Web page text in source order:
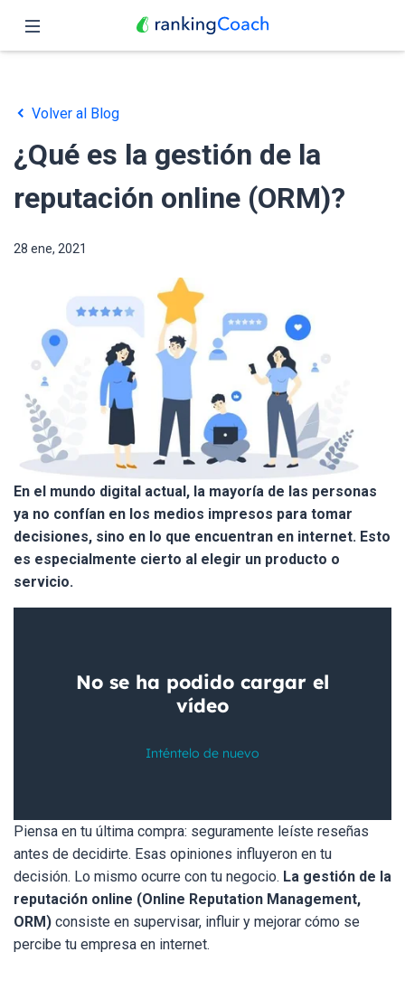
Funciones
Precio
Revendedores
Blog
Español
Volver al Blog
¿Qué es la gestión de la
reputación online (ORM)?
28 ene, 2021
En el mundo digital actual, la mayoría de las personas
ya no confían en los medios impresos para tomar
decisiones, sino en lo que encuentran en internet. Esto
es especialmente cierto al elegir un producto o
servicio.
Piensa en tu última compra: seguramente leíste reseñas
antes de decidirte. Esas opiniones influyeron en tu
decisión. Lo mismo ocurre con tu negocio. La gestión de la
reputación online (Online Reputation Management,
ORM) consiste en supervisar, influir y mejorar cómo se
percibe tu empresa en internet.